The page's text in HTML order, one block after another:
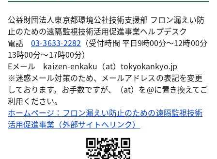
公益財団法人東京都環境公社技術支援部 フロン漏えい防
止のための遠隔監視技術活用促進事業ヘルプデスク
電話03-3633-2282 （受付時間 平日9時00分～12時00分
13時00分～17時00分）
Eメール kaizen-enkaku（at）tokyokankyo.jp
※迷惑メール対策のため、メールアドレスの表記を変更
しております。お手数ですが、（at）を@に置き換えてご
利用ください。
ホームページ：フロン漏えい防止のための遠隔監視技術
活用促進事業（外部サイトへリンク）